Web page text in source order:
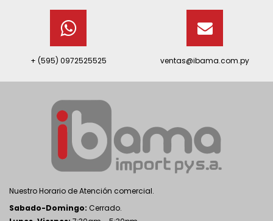
+ (595) 0972525525 ventas@ibama.com.py
Nuestro Horario de Atención comercial.
Sabado-Domingo: Cerrado.